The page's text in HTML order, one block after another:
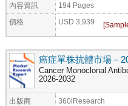
內容資訊 194 Pages
價格 USD 3,939
癌症單株抗體市場－
Cancer Monoclonal
2026-2032
出版商 360iResearch